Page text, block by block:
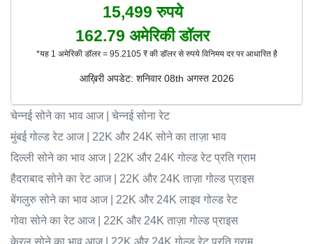
15,499 रुपये
162.79 अमेरिकी डॉलर
*यह 1 अमेरिकी डॉलर = 95.2105 ₹ की डॉलर से रुपये विनिमय दर पर आधारित है
आख़िरी अपडेट: शनिवार 08th अगस्त 2026
चेन्नई सोने का भाव आज | चेन्नई सोना रेट
मुंबई गोल्ड रेट आज | 22K और 24K सोने का ताज़ा भाव
दिल्ली सोने का भाव आज | 22K और 24K गोल्ड रेट प्रति ग्राम
हैदराबाद सोने का रेट आज | 22K और 24K ताज़ा गोल्ड प्राइस
बेंगलुरु सोने का भाव आज | 22K और 24K लाइव गोल्ड रेट
गोवा सोने का रेट आज | 22K और 24K ताज़ा गोल्ड प्राइस
केरल सोने का भाव आज | 22K और 24K गोल्ड रेट प्रति ग्राम